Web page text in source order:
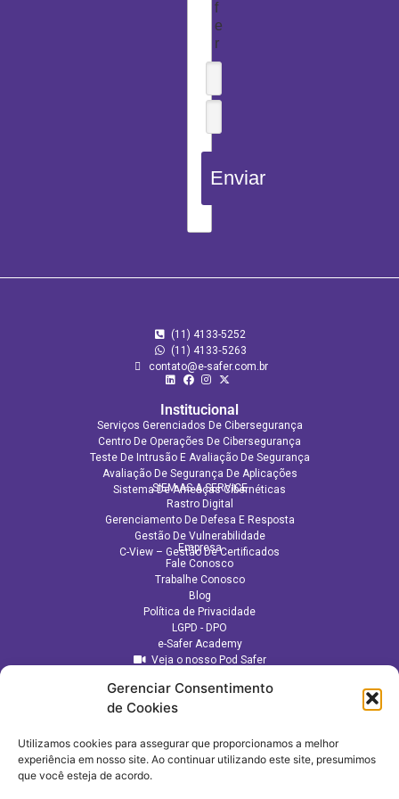
Gerenciar Consentimento
de Cookies
Utilizamos cookies para assegurar que proporcionamos a melhor
experiência em nosso site. Ao continuar utilizando este site, presumimos
que você esteja de acordo.
f
e
r
Enviar
(11) 4133-5252
(11) 4133‑5263
contato@e-safer.com.br
Institucional
Serviços Gerenciados De Cibersegurança
Centro De Operações De Cibersegurança
Teste De Intrusão E Avaliação De Segurança
Avaliação De Segurança De Aplicações​
Sistema De Ameaças Cibernéticas
SIEM AS A SERVICE
Rastro Digital
Gerenciamento De Defesa E Resposta
Gestão De Vulnerabilidade
C-View – Gestão De Certificados
Empresa
Fale Conosco
Trabalhe Conosco
Blog
Política de Privacidade
LGPD - DPO
e-Safer Academy
Veja o nosso Pod Safer